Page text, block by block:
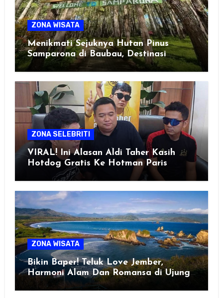
ZONA WISATA
Menikmati Sejuknya Hutan Pinus
Samparona di Baubau, Destinasi
Healing Favorit!
ZONA SELEBRITI
VIRAL! Ini Alasan Aldi Taher Kasih
Hotdog Gratis Ke Hotman Paris
ZONA WISATA
Bikin Baper! Teluk Love Jember,
Harmoni Alam Dan Romansa di Ujung
Selatan Jawa